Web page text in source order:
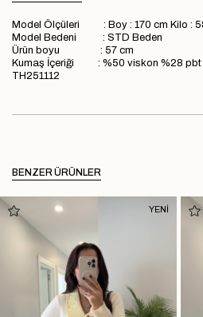
Model Ölçüleri : Boy : 170 cm Kilo :
Model Bedeni : STD Beden
Ürün boyu : 57 cm
Kumaş İçeriği : %50 viskon %28 pbt
TH251112
BENZER ÜRÜNLER
YENİ